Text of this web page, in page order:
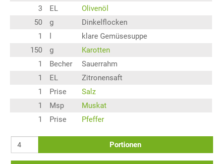
3
EL
Olivenöl
50
g
Dinkelflocken
1
klare Gemüsesuppe
150
g
Karotten
1
Becher
Sauerrahm
1
EL
Zitronensaft
1
Prise
Salz
1
Msp
Muskat
1
Prise Pfeffer
Portionen